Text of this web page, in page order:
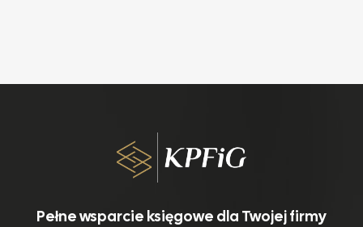
Pełne wsparcie księgowe dla Twojej firmy